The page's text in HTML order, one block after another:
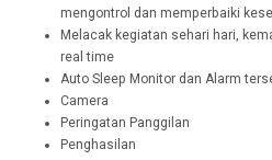
mengontrol dan memperbaiki
Melacak kegiatan sehari hari,
real time
Auto Sleep Monitor dan Alarm
Camera
Peringatan Panggilan
Penghasilan